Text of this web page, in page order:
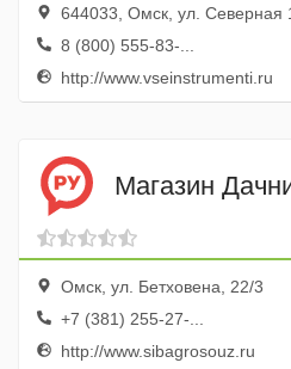
644033, Омск, ул. Северная
8 (800) 555-83-...
http://www.vseinstrumenti.ru
Магазин
Омск, ул. Бетховена, 22/3
+7 (381) 255-27-...
http://www.sibagrosouz.ru